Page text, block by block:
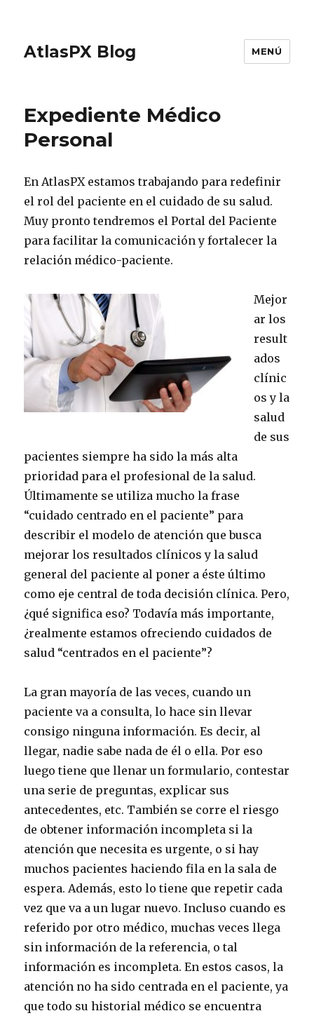
AtlasPX Blog MENÚ
Expediente Médico
Personal
En AtlasPX estamos trabajando para redefinir
el rol del paciente en el cuidado de su salud.
Muy pronto tendremos el Portal del Paciente
para facilitar la comunicación y fortalecer la
relación médico-paciente.
Mejor
ar los
result
ados
clínic
os y la
salud
de sus
pacientes siempre ha sido la más alta
prioridad para el profesional de la salud.
Últimamente se utiliza mucho la frase
“cuidado centrado en el paciente” para
describir el modelo de atención que busca
mejorar los resultados clínicos y la salud
general del paciente al poner a éste último
como eje central de toda decisión clínica. Pero,
¿qué significa eso? Todavía más importante,
¿realmente estamos ofreciendo cuidados de
salud “centrados en el paciente”?
La gran mayoría de las veces, cuando un
paciente va a consulta, lo hace sin llevar
consigo ninguna información. Es decir, al
llegar, nadie sabe nada de él o ella. Por eso
luego tiene que llenar un formulario, contestar
una serie de preguntas, explicar sus
antecedentes, etc. También se corre el riesgo
de obtener información incompleta si la
atención que necesita es urgente, o si hay
muchos pacientes haciendo fila en la sala de
espera. Además, esto lo tiene que repetir cada
vez que va a un lugar nuevo. Incluso cuando es
referido por otro médico, muchas veces llega
sin información de la referencia, o tal
información es incompleta. En estos casos, la
atención no ha sido centrada en el paciente, ya
que todo su historial médico se encuentra